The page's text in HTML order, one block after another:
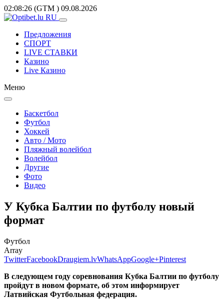
02:08:26 (GTM ) 09.08.2026
Предложения
СПОРТ
LIVE СТАВКИ
Казино
Live Казино
Меню
Баскетбол
Футбол
Хоккей
Авто / Мото
Пляжный волейбол
Волейбол
Другие
Фото
Видео
У Кубка Балтии по футболу новый
формат
Футбол
Array
TwitterFacebookDraugiem.lvWhatsAppGoogle+Pinterest
В следующем году соревнования Кубка Балтии по футболу
пройдут в новом формате, об этом информирует
Латвийская Футбольная федерация.